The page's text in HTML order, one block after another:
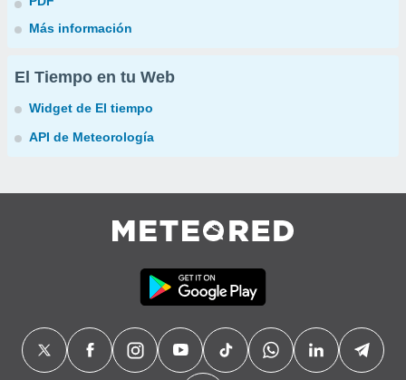
Más información
El Tiempo en tu Web
Widget de El tiempo
API de Meteorología